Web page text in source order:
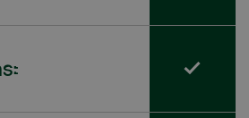
ะ